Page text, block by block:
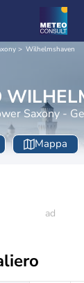
Wilhelmshaven
Saxony -
Mappa